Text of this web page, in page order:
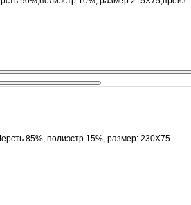
85%, полиэстр 15%, размер: 230Х75..